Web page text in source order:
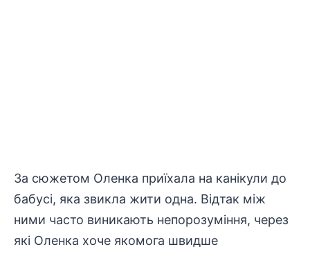
За сюжетом Оленка приїхала на канікули до
бабусі, яка звикла жити одна. Відтак між
ними часто виникають непорозуміння, через
які Оленка хоче якомога швидше